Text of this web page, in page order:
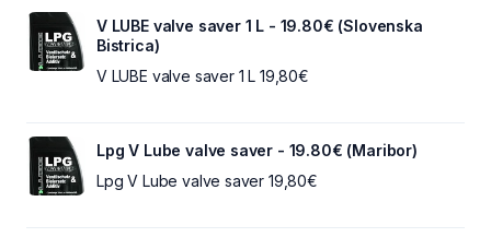
V LUBE valve saver 1 L - 19.80€ (Slovenska
Bistrica)
V LUBE valve saver 1 L 19,80€
Lpg V Lube valve saver - 19.80€ (Maribor)
Lpg V Lube valve saver 19,80€